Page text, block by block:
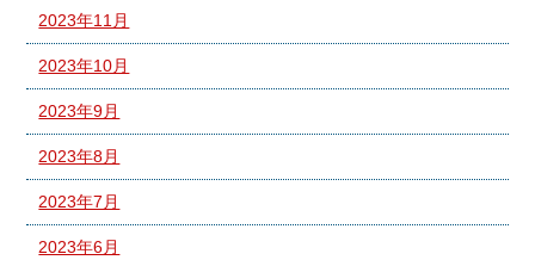
2023年11月
2023年10月
2023年9月
2023年8月
2023年7月
2023年6月